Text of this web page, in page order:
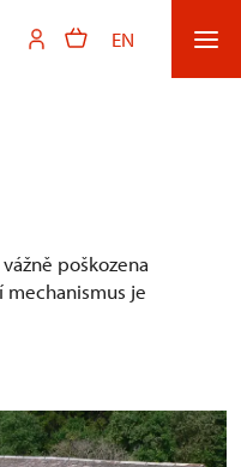
EN
poškozena
mechanismus je